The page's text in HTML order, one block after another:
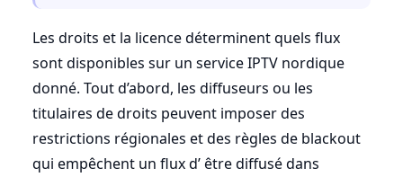
Les droits et la licence déterminent quels flux
sont disponibles sur un service IPTV nordique
donné. Tout d’abord, les diffuseurs ou les
titulaires de droits peuvent imposer des
restrictions régionales et des règles de blackout
qui empêchent un flux d’ être diffusé dans